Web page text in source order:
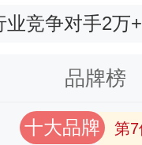
业竞争对手2万
品牌榜
十大品牌 第7